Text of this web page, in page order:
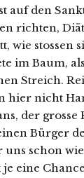
auf den
richten,
wie stossen
im Baum,
Streich.
hier nicht
der
Bürger
schon
eine